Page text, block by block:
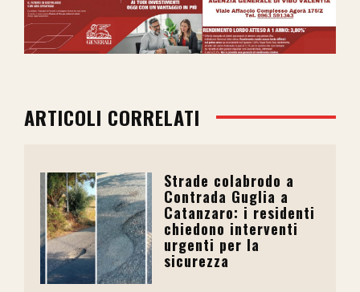
ARTICOLI CORRELATI
Strade colabrodo a
Contrada Guglia a
Catanzaro: i residenti
chiedono interventi
urgenti per la
sicurezza